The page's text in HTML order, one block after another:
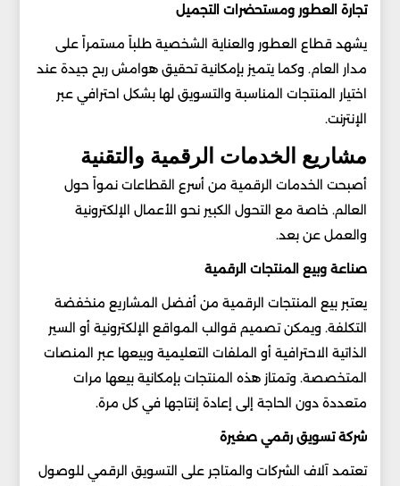
تجارة العطور ومستحضرات التجميل
يشهد قطاع العطور والعناية الشخصية طلباً مستمراً على
مدار العام. وكما يتميز بإمكانية تحقيق هوامش ربح جيدة عند
اختيار المنتجات المناسبة والتسويق لها بشكل احترافي عبر
الإنترنت.
مشاريع الخدمات الرقمية والتقنية
أصبحت الخدمات الرقمية من أسرع القطاعات نمواً حول
العالم. خاصة مع التحول الكبير نحو الأعمال الإلكترونية
والعمل عن بعد.
صناعة وبيع المنتجات الرقمية
يعتبر بيع المنتجات الرقمية من أفضل المشاريع منخفضة
التكلفة. ويمكن تصميم قوالب المواقع الإلكترونية أو السير
الذاتية الاحترافية أو الملفات التعليمية وبيعها عبر المنصات
المتخصصة. وتمتاز هذه المنتجات بإمكانية بيعها مرات
متعددة دون الحاجة إلى إعادة إنتاجها في كل مرة.
شركة تسويق رقمي صغيرة
تعتمد آلاف الشركات والمتاجر على التسويق الرقمي للوصول